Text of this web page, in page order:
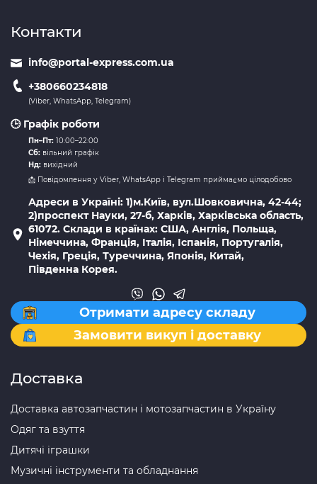
Контакти
info@portal-express.com.ua
+380660234818
(Viber, WhatsApp, Telegram)
🕒 Графік роботи
Пн–Пт: 10:00–22:00
Сб: вільний графік
Нд: вихідний
📩 Повідомлення у Viber, WhatsApp і Telegram приймаємо цілодобово
Адреси в Україні: 1)м.Київ, вул.Шовковична, 42-44;
2)проспект Науки, 27-б, Харків, Харківська область,
61072. Склади в країнах: США, Англія, Польща,
Німеччина, Франція, Італія, Іспанія, Португалія,
Чехія, Греція, Туреччина, Японія, Китай,
Південна Корея.
Отримати адресу складу
Замовити викуп і доставку
Доставка
Доставка автозапчастин і мотозапчастин в Україну
Одяг та взуття
Дитячі іграшки
Музичні інструменти та обладнання